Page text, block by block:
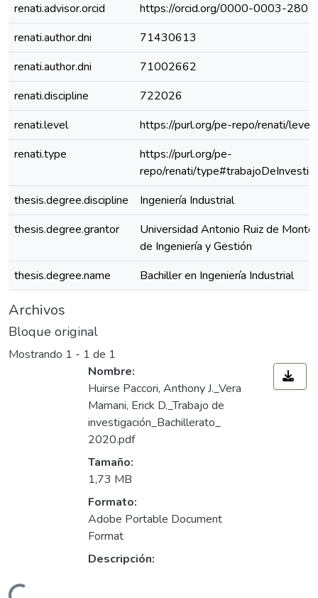
renati.advisor.orcid
https://orcid.org/0000-0003-
renati.author.dni
71430613
renati.author.dni
71002662
renati.discipline
722026
renati.level
https://purl.org/pe-repo/renati/
renati.type
https://purl.org/pe-
repo/renati/
thesis.degree.discipline
Ingeniería Industrial
thesis.degree.grantor
Universidad Antonio Ruiz de
de Ingeniería y Gestión
thesis.degree.name
Bachiller en Ingeniería Industrial
Archivos
Bloque original
Mostrando 1 - 1 de 1
Nombre:
Huirse Paccori, Anthony J._Vera
Mamani, Erick D._Trabajo de
investigación_Bachillerato_
2020.pdf
Tamaño:
1,73 MB
Formato:
Adobe Portable Document
Format
Descripción: